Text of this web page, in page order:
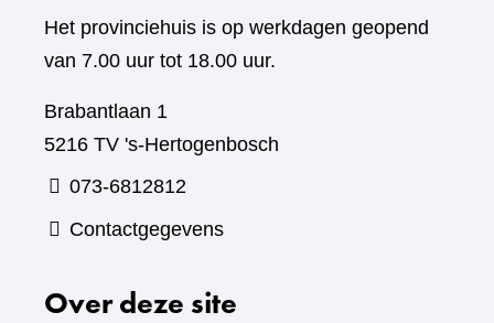
Het provinciehuis is op werkdagen geopend
van 7.00 uur tot 18.00 uur.
Brabantlaan 1
5216 TV 's-Hertogenbosch
073-6812812
Contactgegevens
Over deze site